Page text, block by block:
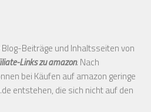
Blog-Beiträge und Inhaltsseiten von
Links zu amazon. Nach
bei Käufen auf amazon geringe
entstehen, die sich nicht auf den